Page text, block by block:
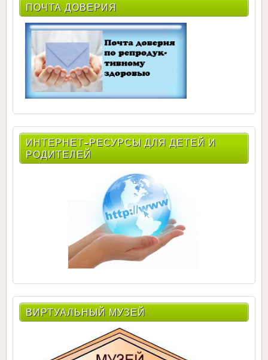
ПОЧТА ДОВЕРИЯ
ИНТЕРНЕТ-РЕСУРСЫ ДЛЯ ДЕТЕЙ И
РОДИТЕЛЕЙ
ВИРТУАЛЬНЫЙ МУЗЕЙ